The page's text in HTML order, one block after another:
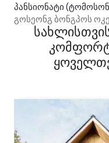
პანსიონატი
გოსეონგ ბონგპოს